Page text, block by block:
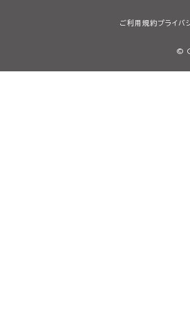
ご利用規約プライバ
©